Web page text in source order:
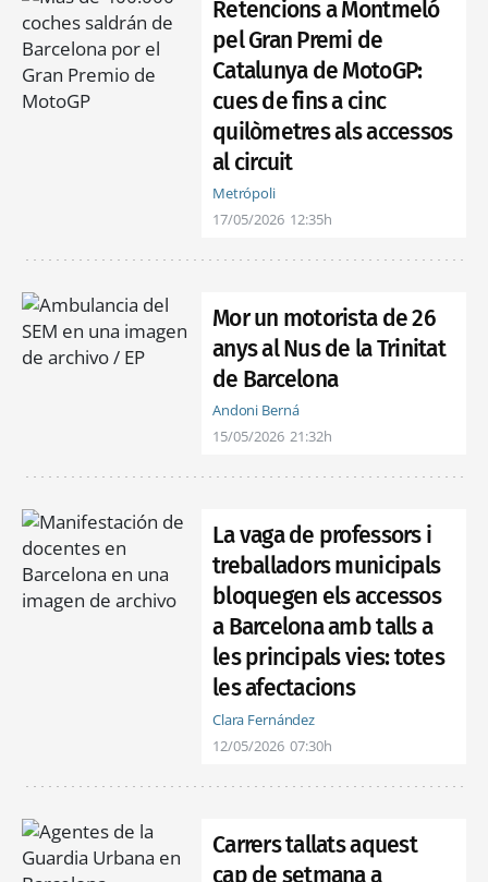
Retencions a Montmeló
pel Gran Premi de
Catalunya de MotoGP:
cues de fins a cinc
quilòmetres als accessos
al circuit
Metrópoli
17/05/2026 12:35h
Mor un motorista de 26
anys al Nus de la Trinitat
de Barcelona
Andoni Berná
15/05/2026 21:32h
La vaga de professors i
treballadors municipals
bloquegen els accessos
a Barcelona amb talls a
les principals vies: totes
les afectacions
Clara Fernández
12/05/2026 07:30h
Carrers tallats aquest
cap de setmana a